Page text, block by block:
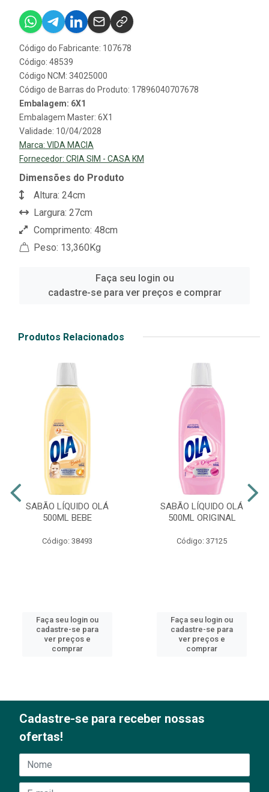
Código do Fabricante: 107678
Código: 48539
Código NCM: 34025000
Código de Barras do Produto: 17896040707678
Embalagem: 6X1
Embalagem Master: 6X1
Validade: 10/04/2028
Marca: VIDA MACIA
Fornecedor: CRIA SIM - CASA KM
Dimensões do Produto
Altura: 24cm
Largura: 27cm
Comprimento: 48cm
Peso: 13,360Kg
Faça seu login ou
cadastre-se para ver preços e comprar
Produtos Relacionados
SABÃO LÍQUIDO OLÁ
500ML BEBE
Código: 38493
Faça seu login ou
cadastre-se para
ver preços e
comprar
SABÃO LÍQUIDO OLÁ
500ML ORIGINAL
Código: 37125
Faça seu login ou
cadastre-se para
ver preços e
comprar
Cadastre-se para receber nossas
ofertas!